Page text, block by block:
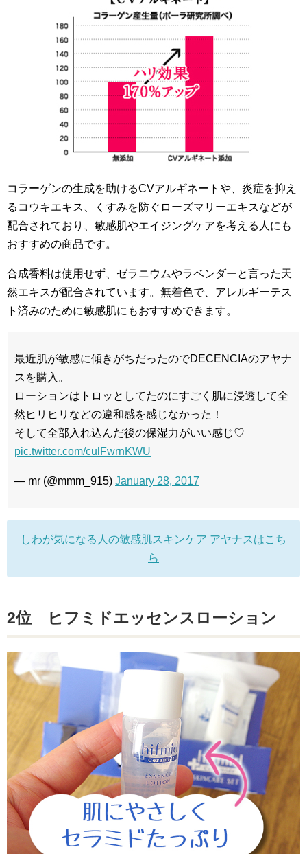
コラーゲンの生成を助けるCVアルギネートや、炎症を抑え
るコウキエキス、くすみを防ぐローズマリーエキスなどが
配合されており、敏感肌やエイジングケアを考える人にも
おすすめの商品です。
合成香料は使用せず、ゼラニウムやラベンダーと言った天
然エキスが配合されています。無着色で、アレルギーテス
ト済みのために敏感肌にもおすすめできます。
最近肌が敏感に傾きがちだったのでDECENCIAのアヤナ
スを購入。
ローションはトロッとしてたのにすごく肌に浸透して全
然ヒリヒリなどの違和感を感じなかった！
そして全部入れ込んだ後の保湿力がいい感じ♡
pic.twitter.com/culFwrnKWU
— mr (@mmm_915) January 28, 2017
しわが気になる人の敏感肌スキンケア アヤナスはこち
ら
2位 ヒフミドエッセンスローション